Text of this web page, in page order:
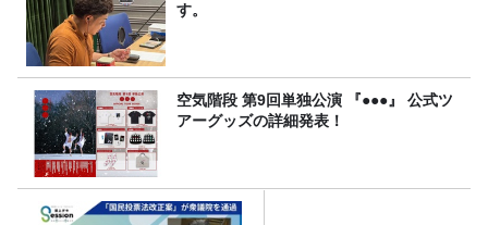
す。
空気階段 第9回単独公演 『●●●』 公式ツ
アーグッズの詳細発表！